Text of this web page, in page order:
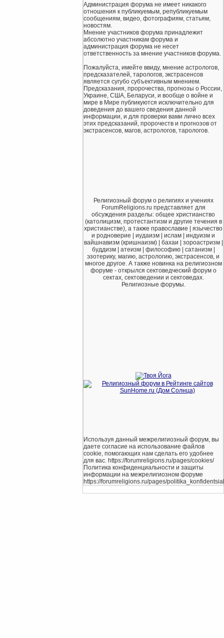
Администрация форума не имеет никакого
отношения к публикуемым, републикуемым
сообщениям, видео, фотографиям, статьям,
новостям.
Мнение участников форума принадлежит
абсолютно участникам форума и
администрация форума не несет
ответственность за мнение участников форума.
Пожалуйста, имейте ввиду, мнение астрологов,
предсказателей, тарологов, экстрасенсов
является сугубо субъективным мнением.
Предсказания, пророчества, прогнозы о России,
Украине, США, Беларуси, и вообще о войне и
мире в Мире публикуются исключительно для
доведения до вашего сведения данной
информации, и для проверки вами лично всех
этих предсказаний, пророчеств и прогнозов от
экстрасенсов, магов, астрологов, тарологов.
Религиозный форум о религиях и учениях
ForumReligions.ru представляет для
обсуждения разделы: общее христианство
(католицизм, протестантизм и другие течения в
христианстве), а также православие | язычество
и родноверие | иудаизм | ислам | индуизм и
вайшнавизм (кришнаизм) | бахаи | зороастризм |
буддизм | атеизм | философию | сатанизм |
эзотерику, магию, астрологию, экстрасенсов, и
многое другое. А также новинка на религиозном
форуме - открылся сектоведческий форум о
сектах, сектоведении и сектоведах.
Религиозные форумы.
Используя данный межрелигиозный форум, вы
даете согласие на использование файлов
cookie, помогающих нам сделать его удобнее
для вас. https://forumreligions.ru/pages/cookies/
Политика конфиденциальности и защиты
информации на межрелигиозном форуме
https://forumreligions.ru/pages/